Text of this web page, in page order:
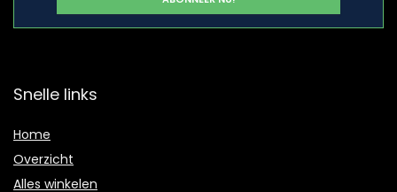
Snelle links
Home
Overzicht
Alles winkelen